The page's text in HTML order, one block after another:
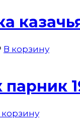
В корзину
корзину